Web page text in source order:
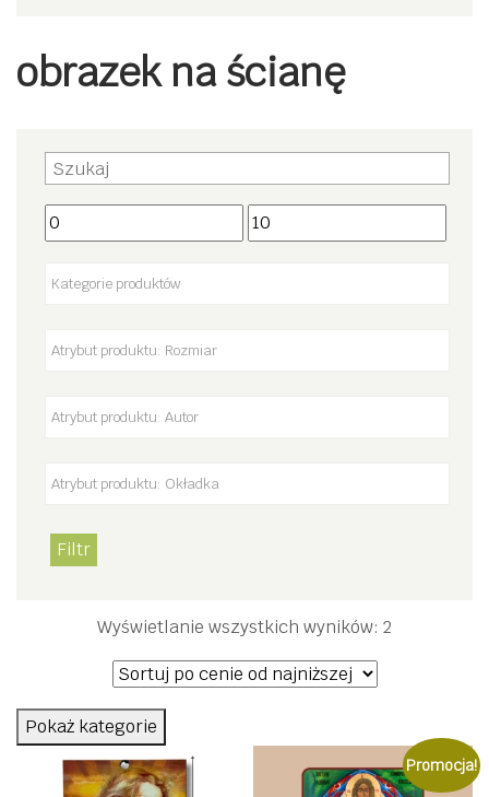
obrazek na ścianę
Filtr
Wyświetlanie wszystkich wyników: 2
niskiej
do
Pokaż kategorie
Promocja!